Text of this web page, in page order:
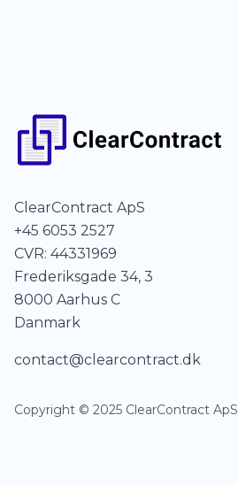
ClearContract ApS
+45 6053 2527
CVR: 44331969
Frederiksgade 34, 3
8000 Aarhus C
Danmark
contact@clearcontract.dk
Copyright © 2025 ClearContract